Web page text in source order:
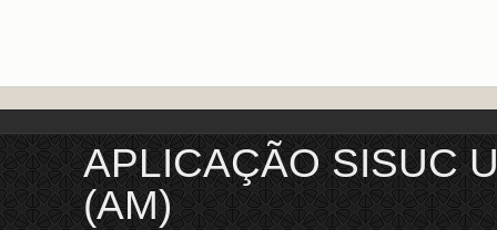
APLICAÇÃO SISUC
(AM)